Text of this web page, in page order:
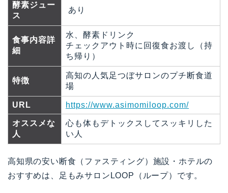
酵素ジュー
ス
あり
食事内容詳
細
水、酵素ドリンク
チェックアウト時に回復食お渡し（持
ち帰り）
特徴
高知の人気足つぼサロンのプチ断食道
場
URL https://www.asimomiloop.com/
オススメな
人
心も体もデトックスしてスッキリした
い人
高知県の安い断食（ファスティング）施設・ホテルの
おすすめは、足もみサロンLOOP（ループ）です。